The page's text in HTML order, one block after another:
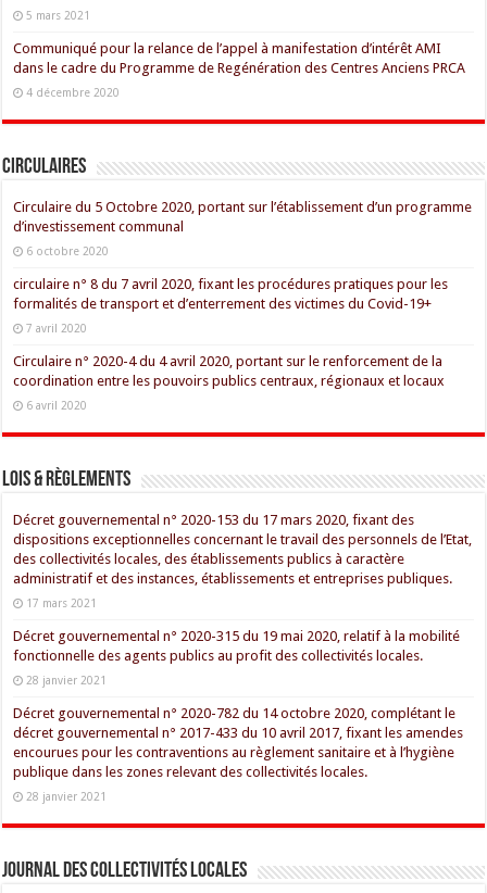
5 mars 2021
Communiqué pour la relance de l’appel à manifestation d’intérêt AMI
dans le cadre du Programme de Regénération des Centres Anciens PRCA
4 décembre 2020
Circulaires
Circulaire du 5 Octobre 2020, portant sur l’établissement d’un programme
d’investissement communal
6 octobre 2020
circulaire n° 8 du 7 avril 2020, fixant les procédures pratiques pour les
formalités de transport et d’enterrement des victimes du Covid-19+
7 avril 2020
Circulaire n° 2020-4 du 4 avril 2020, portant sur le renforcement de la
coordination entre les pouvoirs publics centraux, régionaux et locaux
6 avril 2020
Lois & règlements
Décret gouvernemental n° 2020-153 du 17 mars 2020, fixant des
dispositions exceptionnelles concernant le travail des personnels de l’Etat,
des collectivités locales, des établissements publics à caractère
administratif et des instances, établissements et entreprises publiques.
17 mars 2021
Décret gouvernemental n° 2020-315 du 19 mai 2020, relatif à la mobilité
fonctionnelle des agents publics au profit des collectivités locales.
28 janvier 2021
Décret gouvernemental n° 2020-782 du 14 octobre 2020, complétant le
décret gouvernemental n° 2017-433 du 10 avril 2017, fixant les amendes
encourues pour les contraventions au règlement sanitaire et à l’hygiène
publique dans les zones relevant des collectivités locales.
28 janvier 2021
Journal des Collectivités Locales